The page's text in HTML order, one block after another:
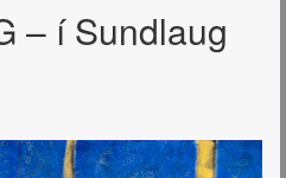
– í Sundlaug